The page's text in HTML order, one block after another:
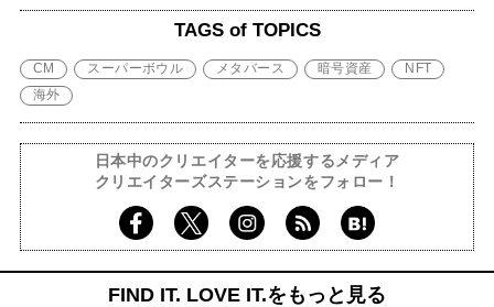
TAGS of TOPICS
CM スーパーボウル メタバース 暗号資産
NFT
海外
日本中のクリエイターを応援するメディア
クリエイターズステーションをフォロー！
FIND IT. LOVE IT.をもっと見る